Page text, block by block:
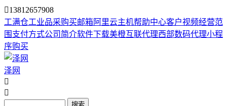
13812657908
工满仓工业品采购买邮箱阿里云主机帮助中心客户视频经营范
围 支付方式公司简介软件下载美橙互联代理西部数码代理小程
序购买
泽网

